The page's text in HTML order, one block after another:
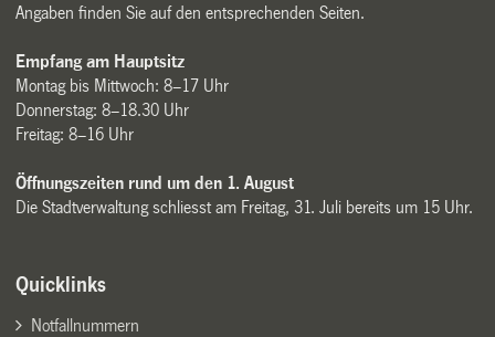
Angaben finden Sie auf den entsprechenden Seiten.
Empfang am Hauptsitz
Montag bis Mittwoch: 8–17 Uhr
Donnerstag: 8–18.30 Uhr
Freitag: 8–16 Uhr
Öffnungszeiten rund um den 1. August
Die Stadtverwaltung schliesst am Freitag, 31. Juli bereits um 15 Uhr.
Quicklinks
Notfallnummern